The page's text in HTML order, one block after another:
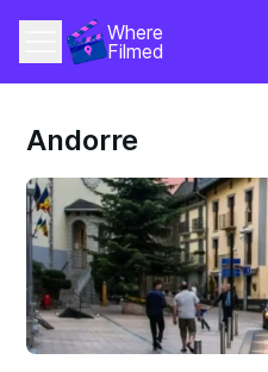
Where
Filmed
Andorre